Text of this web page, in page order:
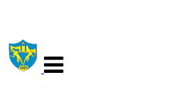
navigasjon